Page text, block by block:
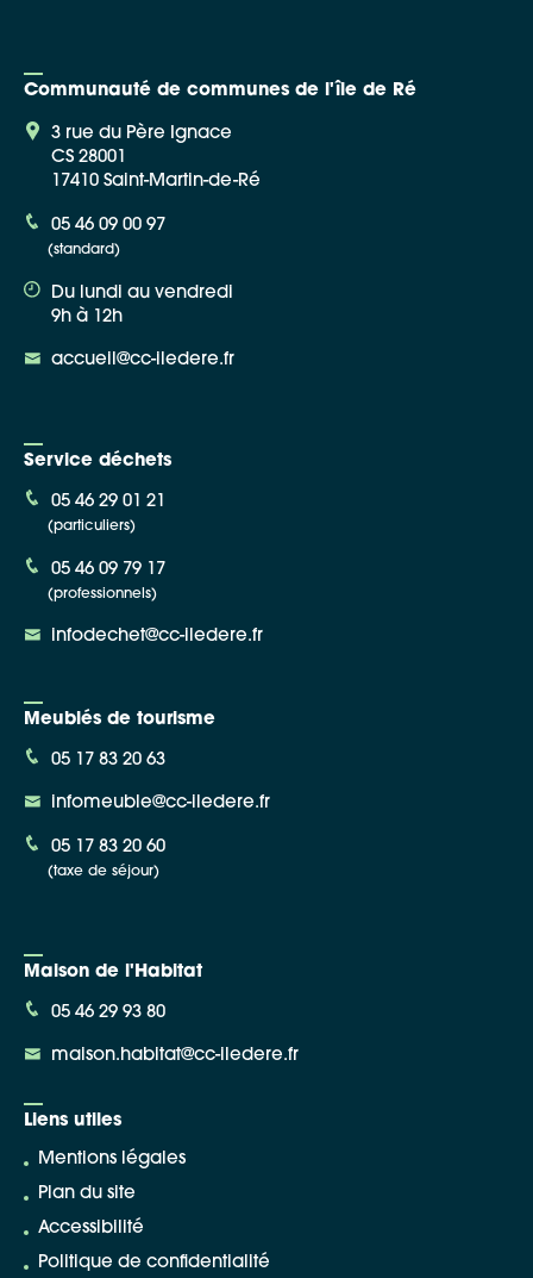
Communauté de communes de l'île de Ré
3 rue du Père Ignace
CS 28001
17410 Saint-Martin-de-Ré
05 46 09 00 97
(standard)
Du lundi au vendredi
9h à 12h
accueil@cc-iledere.fr
Service déchets
05 46 29 01 21
(particuliers)
05 46 09 79 17
(professionnels)
infodechet@cc-iledere.fr
Meublés de tourisme
05 17 83 20 63
infomeuble@cc-iledere.fr
05 17 83 20 60
(taxe de séjour)
Maison de l'Habitat
05 46 29 93 80
maison.habitat@cc-iledere.fr
Liens utiles
Mentions légales
Plan du site
Accessibilité
Politique de confidentialité